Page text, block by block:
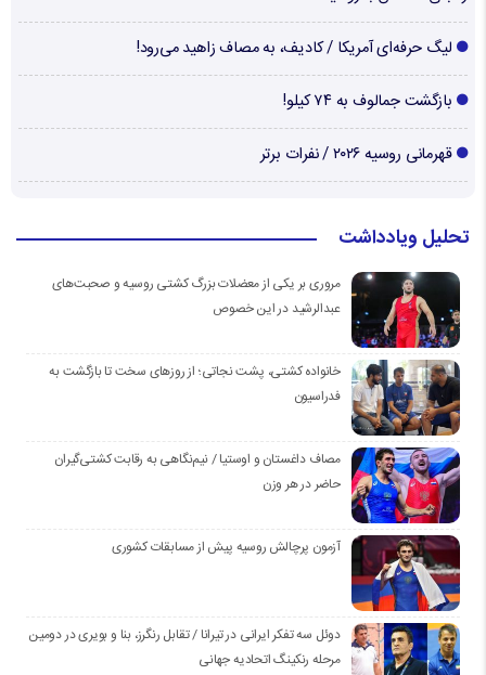
لیگ حرفه‌ای آمریکا / کادیف، به مصاف زاهید می‌رود!
بازگشت جمالوف به ۷۴ کیلو!
قهرمانی روسیه ۲۰۲۶ / نفرات برتر
تحلیل ویادداشت
مروری بر یکی از معضلات بزرگ کشتی روسیه و صحبت‌های
عبدالرشید در این خصوص
خانواده کشتی، پشت نجاتی؛ از روزهای سخت تا بازگشت به
فدراسیون
مصاف داغستان و اوستیا / نیم‌نگاهی به رقابت کشتی‌گیران
حاضر در هر وزن
آزمون پرچالش روسیه پیش از مسابقات کشوری
دوئل سه تفکر ایرانی در تیرانا / تقابل رنگرز، بنا و بویری در دومین
مرحله رنکینگ اتحادیه جهانی